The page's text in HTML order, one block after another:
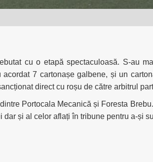
cu o etapă spectaculoasă. S-au
7 cartonașe galbene, și un
direct cu roșu de către arbitrul
Portocala Mecanică și Foresta
și al celor aflați în tribune pentru a-și